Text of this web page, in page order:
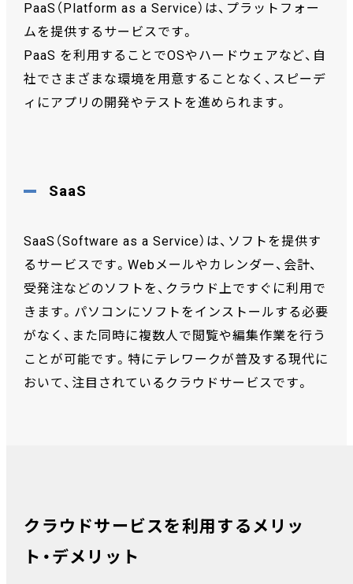
PaaS（Platform as a Service）は、プラットフォー
ムを提供するサービスです。
PaaS を利用することでOSやハードウェアなど、自
社でさまざまな環境を用意することなく、スピーデ
ィにアプリの開発やテストを進められます。
SaaS
SaaS（Software as a Service）は、ソフトを提供す
るサービスです。Webメールやカレンダー、会計、
受発注などのソフトを、クラウド上ですぐに利用で
きます。パソコンにソフトをインストールする必要
がなく、また同時に複数人で閲覧や編集作業を行う
ことが可能です。特にテレワークが普及する現代に
おいて、注目されているクラウドサービスです。
クラウドサービスを利用するメリッ
ト・デメリット